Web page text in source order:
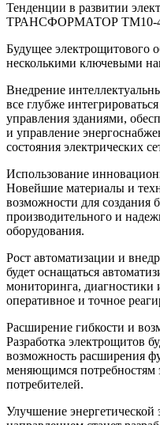
Тенденции в развитии
ТРАНСФОРМАТОР ТМ10-
Будущее электрощитового
несколькими ключевыми
Внедрение
все глубже
управления зданиями,
и управление
состояния электрических
Использование
Новейшие материалы и
возможности для создания
производительного и
оборудования.
Рост автоматизации и
будет оснащаться
мониторинга, диагностики
оперативное и точное
Расширение гибкости и
Разработка электрощитов
возможность расширения
меняющимся потребностям
потребителей.
Улучшение